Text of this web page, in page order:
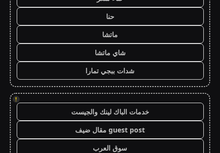
حنا
ماتشا
شاي ماتشا
شدات ببجي تمارا
!
خدمات الباك لينك والجيست
guest post مقال ضيف
سوق العرب